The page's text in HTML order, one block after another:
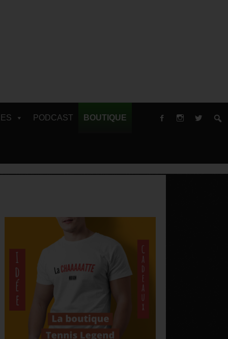
PODCAST BOUTIQUE